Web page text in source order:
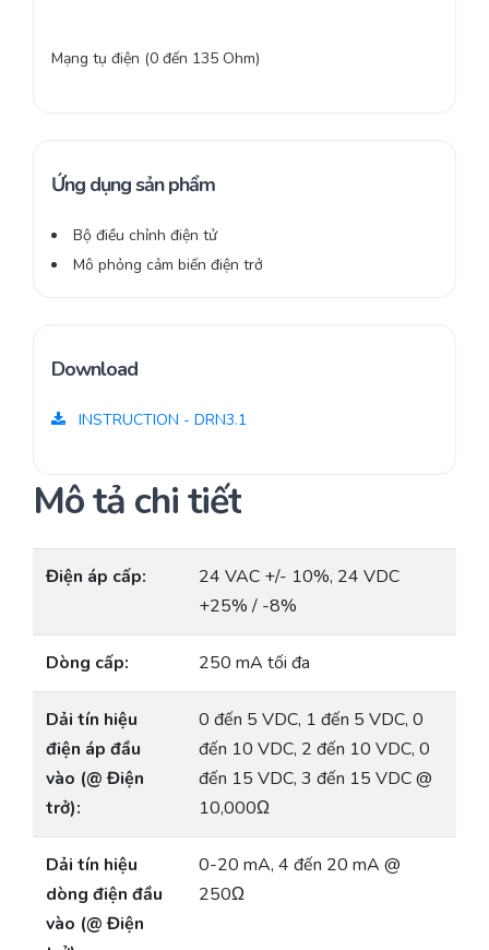
Mạng tụ điện (0 đến 135 Ohm)
Ứng dụng sản phẩm
Bộ điều chỉnh điện tử
Mô phỏng cảm biến điện trở
Download
INSTRUCTION - DRN3.1
Mô tả chi tiết
Điện áp cấp:
24 VAC +/- 10%, 24 VDC
+25% / -8%
Dòng cấp: 250 mA tối đa
Dải tín hiệu
điện áp đầu
vào (@ Điện
trở):
0 đến 5 VDC, 1 đến 5 VDC, 0
đến 10 VDC, 2 đến 10 VDC, 0
đến 15 VDC, 3 đến 15 VDC @
10,000Ω
Dải tín hiệu
dòng điện đầu
vào (@ Điện
0-20 mA, 4 đến 20 mA @
250Ω